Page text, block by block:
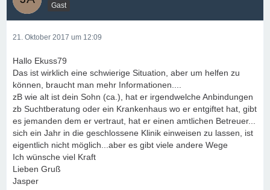
Gast
21. Oktober 2017 um 12:09
Hallo Ekuss79
Das ist wirklich eine schwierige Situation, aber um helfen zu
können, braucht man mehr Informationen....
zB wie alt ist dein Sohn (ca.), hat er irgendwelche Anbindungen
zb Suchtberatung oder ein Krankenhaus wo er entgiftet hat, gibt
es jemanden dem er vertraut, hat er einen amtlichen Betreuer...
sich ein Jahr in die geschlossene Klinik einweisen zu lassen, ist
eigentlich nicht möglich...aber es gibt viele andere Wege
Ich wünsche viel Kraft
Lieben Gruß
Jasper